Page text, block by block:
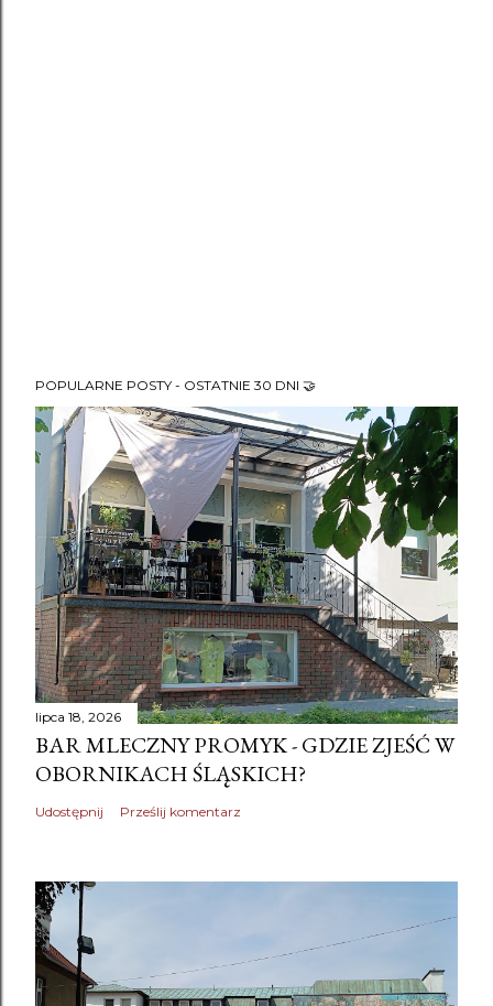
POPULARNE POSTY - OSTATNIE 30 DNI 🤝
lipca 18, 2026
BAR MLECZNY PROMYK - GDZIE ZJEŚĆ W
OBORNIKACH ŚLĄSKICH?
Udostępnij Prześlij komentarz